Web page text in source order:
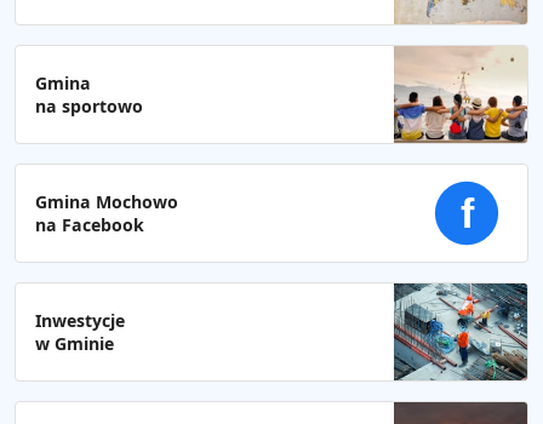
Gmina
na sportowo
Gmina Mochowo
na Facebook
f
Inwestycje
w Gminie